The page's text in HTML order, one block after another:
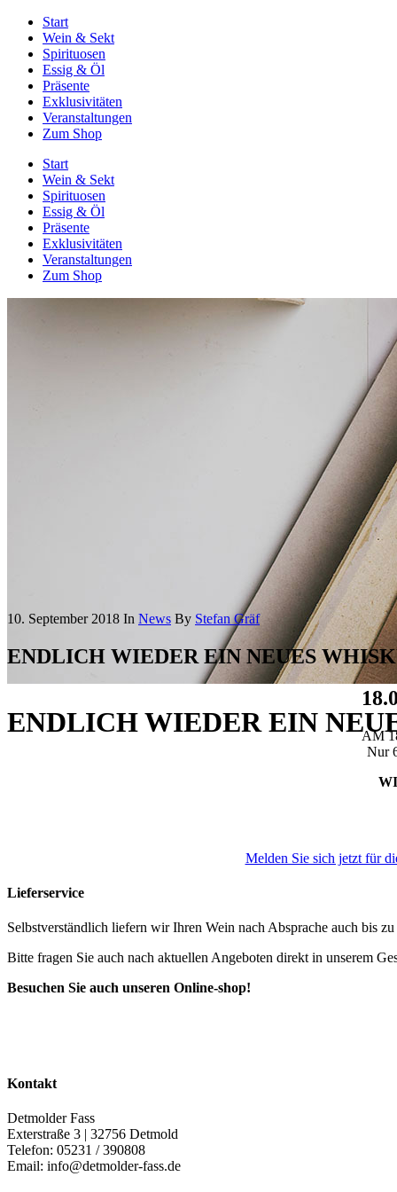
Start
Wein & Sekt
Spirituosen
Essig & Öl
Präsente
Exklusivitäten
Veranstaltungen
Zum Shop
Start
Wein & Sekt
Spirituosen
Essig & Öl
Präsente
Exklusivitäten
Veranstaltungen
Zum Shop
ENDLICH WIEDER EIN
10. September 2018 In News By Stefan Gräf
ENDLICH WIEDER EIN NEUES
AM
Nur
Melden Sie sich jetzt für
Lieferservice
Selbstverständlich liefern wir Ihren Wein nach Absprache auch bis
Bitte fragen Sie auch nach aktuellen Angeboten direkt in unserem
Besuchen Sie auch unseren Online-shop!
Kontakt
Detmolder Fass
Exterstraße 3 | 32756 Detmold
Telefon: 05231 / 390808
Email: info@detmolder-fass.de